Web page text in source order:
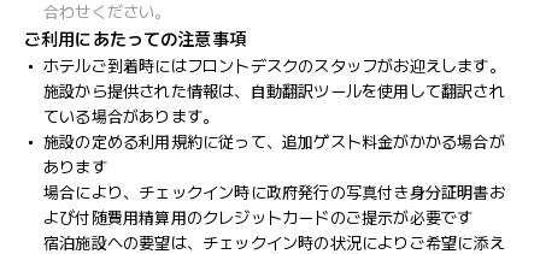
合わせください。
ご利用にあたっての注意事項
ホテルご到着時にはフロントデスクのスタッフがお迎えします。
施設から提供された情報は、自動翻訳ツールを使用して翻訳され
ている場合があります。
施設の定める利用規約に従って、追加ゲスト料金がかかる場合が
あります
場合により、チェックイン時に政府発行の写真付き身分証明書お
よび付随費用精算用のクレジットカードのご提示が必要です
宿泊施設への要望は、チェックイン時の状況によりご希望に添え